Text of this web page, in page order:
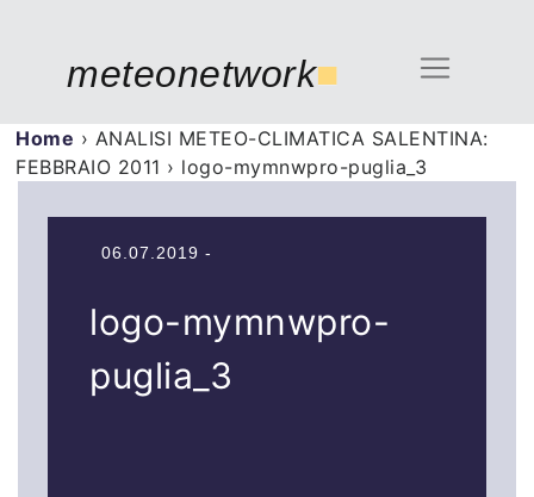
meteonetwork■
Home › ANALISI METEO-CLIMATICA SALENTINA:
FEBBRAIO 2011 › logo-mymnwpro-puglia_3
06.07.2019 -
logo-mymnwpro-
puglia_3